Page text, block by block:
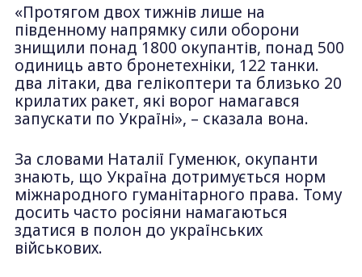
«Протягом двох тижнів лише на
південному напрямку сили оборони
знищили понад 1800 окупантів, понад 500
одиниць авто бронетехніки, 122 танки.
два літаки, два гелікоптери та близько 20
крилатих ракет, які ворог намагався
запускати по Україні», – сказала вона.
За словами Наталії Гуменюк, окупанти
знають, що Україна дотримується норм
міжнародного гуманітарного права. Тому
досить часто росіяни намагаються
здатися в полон до українських
військових.